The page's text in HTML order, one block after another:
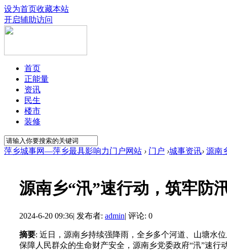
设为首页收藏本站
开启辅助访问
首页
正能量
资讯
民生
楼市
装修
萍乡城事网—萍乡最具影响力门户网站 › 门户 ›城事资讯› 源南
源南乡“汛”速行动，筑牢防
2024-6-20 09:36| 发布者: admin| 评论: 0
摘要: 近日，源南乡持续强降雨，全乡多个河道、山塘水
保障人民群众的生命财产安全，源南乡党委政府“汛”速行